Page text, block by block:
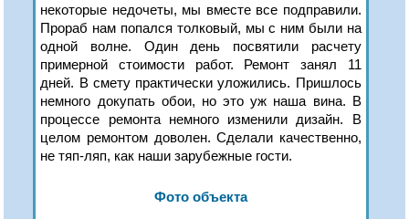
некоторые недочеты, мы вместе все подправили.
Прораб нам попался толковый, мы с ним были на
одной волне. Один день посвятили расчету
примерной стоимости работ. Ремонт занял 11
дней. В смету практически уложились. Пришлось
немного докупать обои, но это уж наша вина. В
процессе ремонта немного изменили дизайн. В
целом ремонтом доволен. Сделали качественно,
не тяп-ляп, как наши зарубежные гости.
Фото объекта